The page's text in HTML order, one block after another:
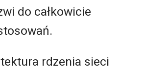
do całkowicie
rdzenia sieci